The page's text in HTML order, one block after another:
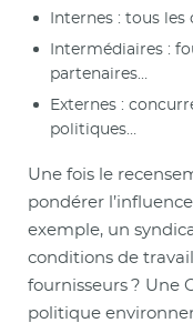
Internes : tous les
Intermédiaires :
partenaires…
Externes :
politiques…
Une fois le
pondérer
exemple, un
conditions de
fournisseurs ? Une
politique